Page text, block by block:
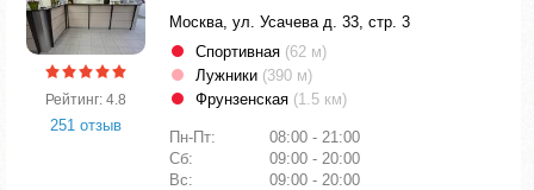
Рейтинг: 4.8
251 отзыв
Москва, ул. Усачева д. 33, стр. 3
Спортивная (62 м)
Лужники (390 м)
Фрунзенская (1.5 км)
Пн-Пт:
08:00 - 21:00
Сб:
09:00 - 20:00
Вс:
09:00 - 20:00